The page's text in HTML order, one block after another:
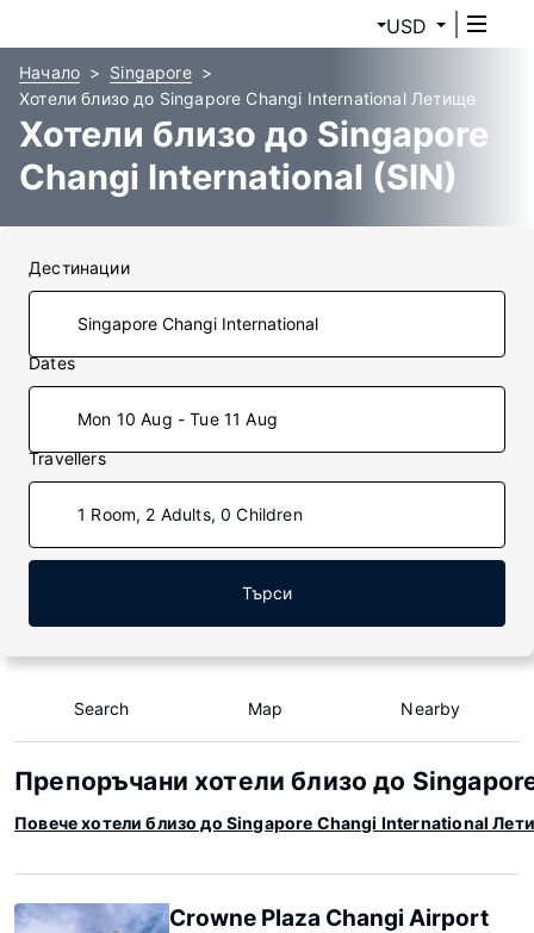
USD
Начало
Singapore
Хотели близо до Singapore Changi International Летище
Хотели близо до Singapore
Changi International (SIN)
Дестинации
Dates
Mon 10 Aug - Tue 11 Aug
Travellers
1 Room, 2 Adults, 0 Children
Търси
Search Map Nearby
Препоръчани хотели близо до
Повече хотели близо до Singapore Changi International
Crowne Plaza Changi Airport